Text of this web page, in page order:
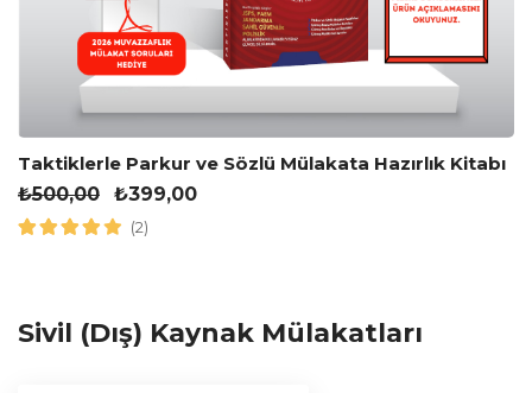
Taktiklerle Parkur ve Sözlü Mülakata Hazırlık Kitabı
₺500,00 ₺399,00
(2)
Sivil (Dış) Kaynak Mülakatları